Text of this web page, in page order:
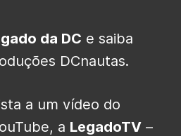
da DC e saiba
DCnautas.
a um vídeo do
a LegadoTV –